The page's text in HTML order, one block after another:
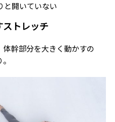
と開いていない
ストレッチ
幹部分を大きく動かすの